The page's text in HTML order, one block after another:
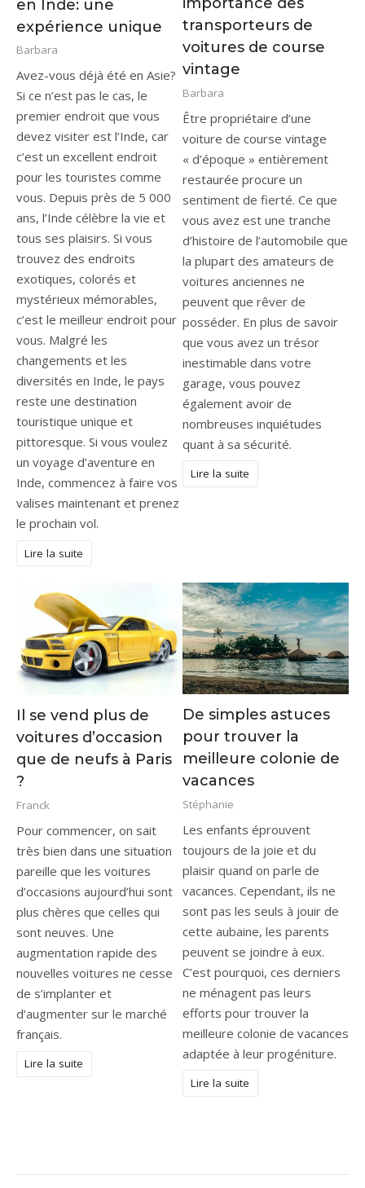
en Inde: une
expérience unique
Barbara
Avez-vous déjà été en Asie?
Si ce n’est pas le cas, le
premier endroit que vous
devez visiter est l’Inde, car
c’est un excellent endroit
pour les touristes comme
vous. Depuis près de 5 000
ans, l’Inde célèbre la vie et
tous ses plaisirs. Si vous
trouvez des endroits
exotiques, colorés et
mystérieux mémorables,
c’est le meilleur endroit pour
vous. Malgré les
changements et les
diversités en Inde, le pays
reste une destination
touristique unique et
pittoresque. Si vous voulez
un voyage d’aventure en
Inde, commencez à faire vos
valises maintenant et prenez
le prochain vol.
Lire la suite
transporteurs de
voitures de course
vintage
Barbara
Être propriétaire d’une
voiture de course vintage
« d’époque » entièrement
restaurée procure un
sentiment de fierté. Ce que
vous avez est une tranche
d’histoire de l’automobile que
la plupart des amateurs de
voitures anciennes ne
peuvent que rêver de
posséder. En plus de savoir
que vous avez un trésor
inestimable dans votre
garage, vous pouvez
également avoir de
nombreuses inquiétudes
quant à sa sécurité.
Lire la suite
Il se vend plus de
voitures d’occasion
que de neufs à Paris
?
Franck
Pour commencer, on sait
très bien dans une situation
pareille que les voitures
d’occasions aujourd’hui sont
plus chères que celles qui
sont neuves. Une
augmentation rapide des
nouvelles voitures ne cesse
de s’implanter et
d’augmenter sur le marché
français.
Lire la suite
De simples astuces
pour trouver la
meilleure colonie de
vacances
Stéphanie
Les enfants éprouvent
toujours de la joie et du
plaisir quand on parle de
vacances. Cependant, ils ne
sont pas les seuls à jouir de
cette aubaine, les parents
peuvent se joindre à eux.
C’est pourquoi, ces derniers
ne ménagent pas leurs
efforts pour trouver la
meilleure colonie de vacances
adaptée à leur progéniture.
Lire la suite